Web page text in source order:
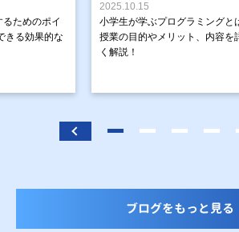
ためのポイ
きる効果的な
2025.10.15
小学生が学ぶプログラミングと
授業の目的やメリット、内容を
く解説！
ブログをもっと見る